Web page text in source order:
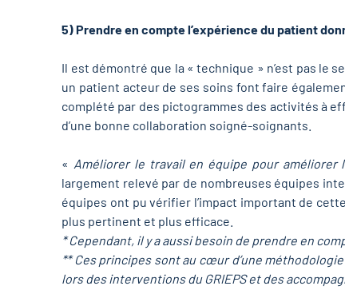
5) Prendre en compte l’expérience du patient
Il est démontré que la « technique » n’est pas le
un patient acteur de ses soins font faire
complété par des pictogrammes des activités à
d’une bonne collaboration soigné-soignants.
« Améliorer le travail en équipe pour
largement relevé par de nombreuses équipes
équipes ont pu vérifier l’impact important de
plus pertinent et plus efficace.
* Cependant, il y a aussi besoin de prendre en
** Ces principes sont au cœur d’une
lors des interventions du GRIEPS et des